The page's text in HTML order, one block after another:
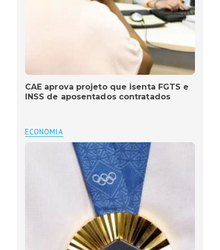
CAE aprova projeto que isenta FGTS e
INSS de aposentados contratados
ECONOMIA